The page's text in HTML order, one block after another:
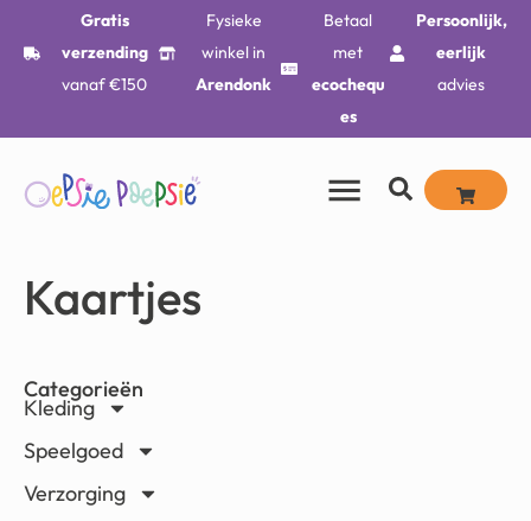
Gratis
verzending
vanaf €150
Fysieke
winkel in
Arendonk
Betaal
met
ecochequ
es
Persoonlijk,
eerlijk
advies
Kaartjes
Categorieën
Kleding
Speelgoed
Verzorging